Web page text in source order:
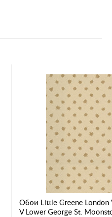
Обои Little Greene London
V Lower George St.